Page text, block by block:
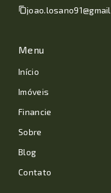
Menu
Início
Imóveis
Financie
Sobre
Blog
Contato